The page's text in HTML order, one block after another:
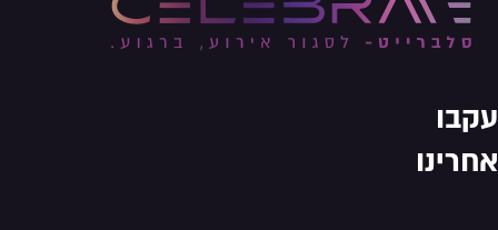
עקבו
אחרינו